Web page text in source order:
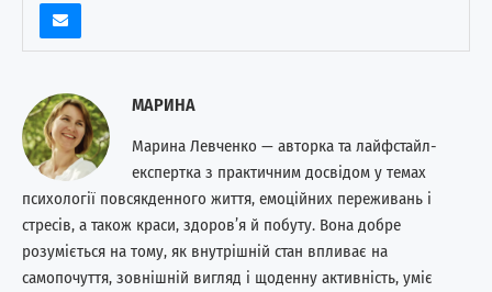
МАРИНА
Марина Левченко — авторка та лайфстайл-
експертка з практичним досвідом у темах
психології повсякденного життя, емоційних переживань і
стресів, а також краси, здоров’я й побуту. Вона добре
розуміється на тому, як внутрішній стан впливає на
самопочуття, зовнішній вигляд і щоденну активність, уміє